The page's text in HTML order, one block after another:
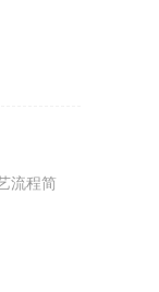
流程简